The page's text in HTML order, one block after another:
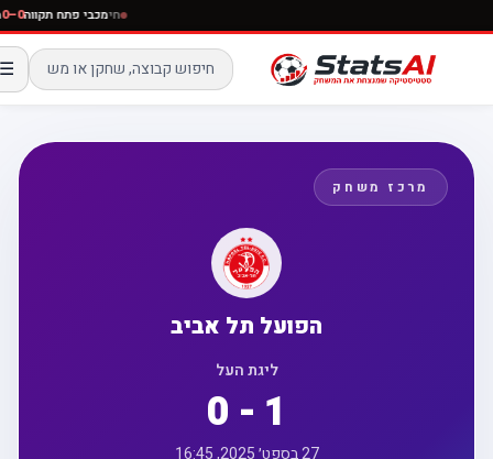
חימכבי פתח תקווה
☰
מרכז משחק
הפועל תל אביב
ליגת העל
0 - 1
27 בספט׳ 2025, 16:45